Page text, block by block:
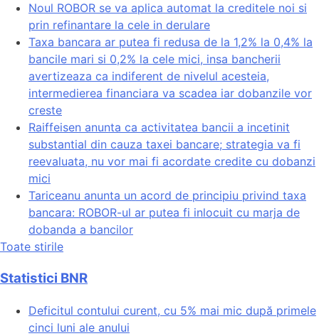
Noul ROBOR se va aplica automat la creditele noi si
prin refinantare la cele in derulare
Taxa bancara ar putea fi redusa de la 1,2% la 0,4% la
bancile mari si 0,2% la cele mici, insa bancherii
avertizeaza ca indiferent de nivelul acesteia,
intermedierea financiara va scadea iar dobanzile vor
creste
Raiffeisen anunta ca activitatea bancii a incetinit
substantial din cauza taxei bancare; strategia va fi
reevaluata, nu vor mai fi acordate credite cu dobanzi
mici
Tariceanu anunta un acord de principiu privind taxa
bancara: ROBOR-ul ar putea fi inlocuit cu marja de
dobanda a bancilor
Toate stirile
Statistici BNR
Deficitul contului curent, cu 5% mai mic după primele
cinci luni ale anului